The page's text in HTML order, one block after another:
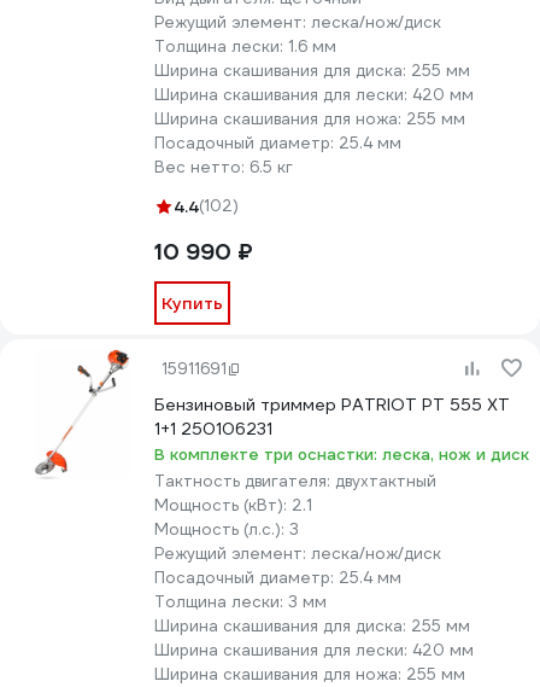
Режущий элемент: леска/нож/диск
Толщина лески: 1.6 мм
Ширина скашивания для диска: 255 мм
Ширина скашивания для лески: 420 мм
Ширина скашивания для ножа: 255 мм
Посадочный диаметр: 25.4 мм
Вес нетто: 6.5 кг
4.4(102)
10 990 ₽
Купить
15911691
Бензиновый триммер PATRIOT PT 555 XT
1+1 250106231
В комплекте три оснастки: леска, нож и диск
Тактность двигателя: двухтактный
Мощность (кВт): 2.1
Мощность (л.с.): 3
Режущий элемент: леска/нож/диск
Посадочный диаметр: 25.4 мм
Толщина лески: 3 мм
Ширина скашивания для диска: 255 мм
Ширина скашивания для лески: 420 мм
Ширина скашивания для ножа: 255 мм